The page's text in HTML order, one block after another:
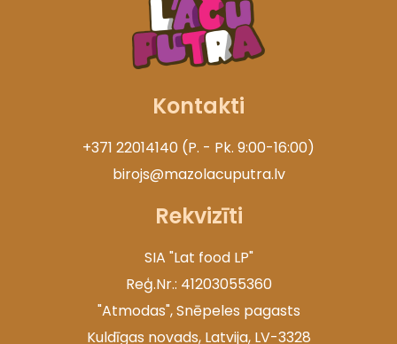
Kontakti
+371 22014140 (P. - Pk. 9:00-16:00)
birojs@mazolacuputra.lv
Rekvizīti
SIA "Lat food LP"
Reģ.Nr.: 41203055360
"Atmodas", Snēpeles pagasts
Kuldīgas novads, Latvija, LV-3328